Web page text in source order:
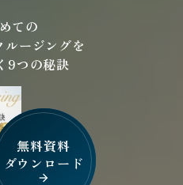
ての
ージングを
9つの秘訣
無料資料
ダウンロード
arrow_forward